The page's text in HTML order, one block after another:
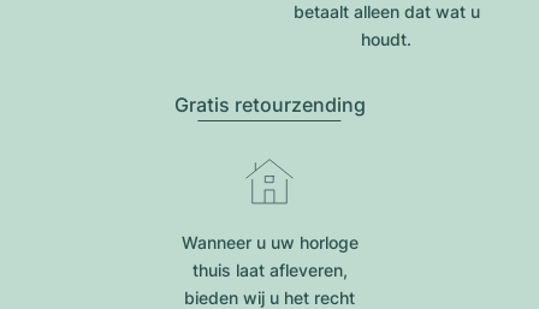
betaalt alleen dat wat u
houdt.
Gratis retourzending
Wanneer u uw horloge
thuis laat afleveren,
bieden wij u het recht